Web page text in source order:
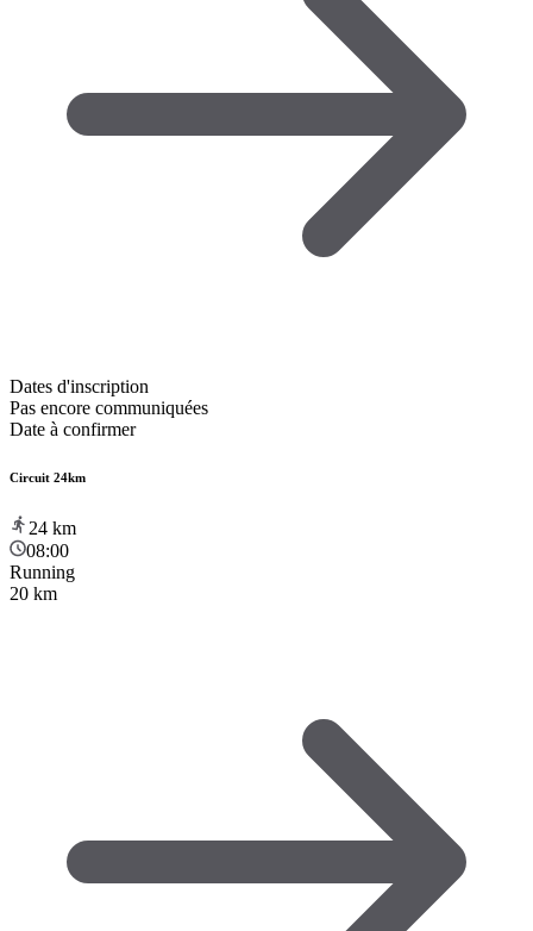
Dates d'inscription
Pas encore communiquées
Date à confirmer
Circuit 24km
24 km
08:00
Running
20 km